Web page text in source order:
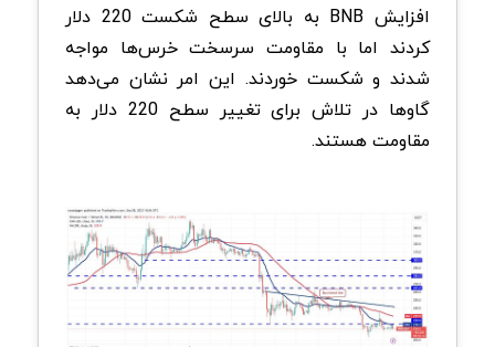
افزایش BNB به بالای سطح شکست 220 دلار
کردند اما با مقاومت سرسخت خرس‌ها مواجه
شدند و شکست خوردند. این امر نشان می‌دهد
گاوها در تلاش برای تغییر سطح 220 دلار به
مقاومت هستند.